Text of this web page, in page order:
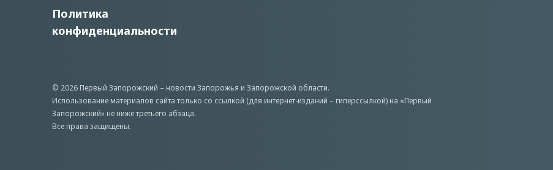
Политика
конфиденциальности
© 2026 Первый Запорожский – новости Запорожья и Запорожской области.
Использование материалов сайта только со ссылкой (для интернет-изданий – гиперссылкой) на «Первый
Запорожский» не ниже третьего абзаца.
Все права защищены.